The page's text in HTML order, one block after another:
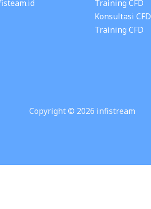
Training CFD
Konsultasi CFD
Training CFD
Copyright © 2026 infistream